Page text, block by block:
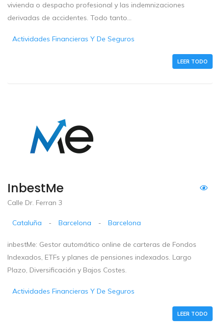
vivienda o despacho profesional y las indemnizaciones
derivadas de accidentes. Todo tanto...
Actividades Financieras Y De Seguros
LEER TODO
InbestMe
Calle Dr. Ferran 3
Cataluña - Barcelona - Barcelona
inbestMe: Gestor automático online de carteras de Fondos
Indexados, ETFs y planes de pensiones indexados. Largo
Plazo, Diversificación y Bajos Costes.
Actividades Financieras Y De Seguros
LEER TODO